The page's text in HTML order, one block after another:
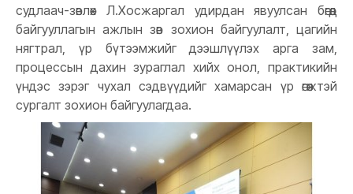
судлаач-зөвлөх Л.Хосжаргал удирдан явуулсан бөгөөд
байгууллагын ажлын зөв зохион байгуулалт, цагийн
нягтрал, үр бүтээмжийг дээшлүүлэх арга зам,
процессын дахин зураглал хийх онол, практикийн
үндэс зэрэг чухал сэдвүүдийг хамарсан үр өгөөжтэй
сургалт зохион байгуулагдаа.